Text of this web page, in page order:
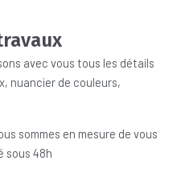
avec vous tous les détails
nuancier de couleurs,
sommes en mesure de vous
sous 48h